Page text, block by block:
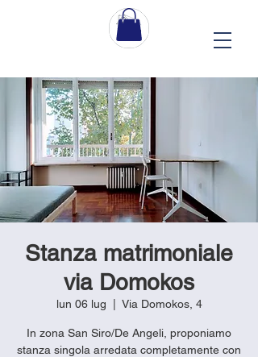
Stanza matrimoniale
via Domokos
lun 06 lug Via Domokos, 4
In zona San Siro/De Angeli, proponiamo
stanza singola arredata completamente con